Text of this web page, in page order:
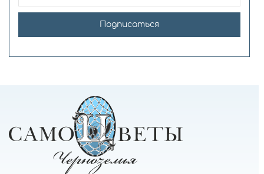
Подписаться